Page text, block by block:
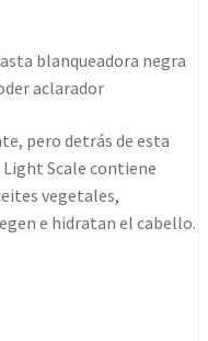
blanqueadora negra
aclarador
pero detrás de esta
Scale contiene
vegetales,
e hidratan el cabello.